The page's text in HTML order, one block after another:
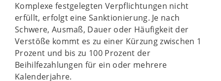
Komplexe festgelegten Verpflichtungen nicht
erfüllt, erfolgt eine Sanktionierung. Je nach
Schwere, Ausmaß, Dauer oder Häufigkeit der
Verstöße kommt es zu einer Kürzung zwischen 1
Prozent und bis zu 100 Prozent der
Beihilfezahlungen für ein oder mehrere
Kalenderjahre.